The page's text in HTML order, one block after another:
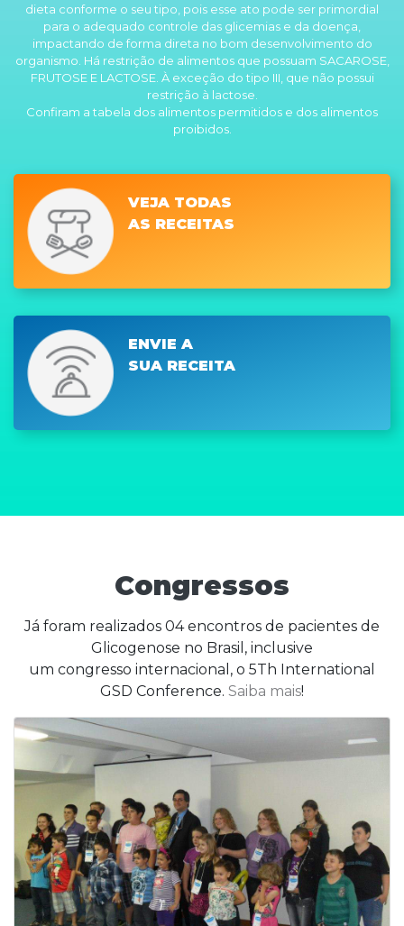
dieta conforme o seu tipo, pois esse ato pode ser primordial
para o adequado controle das glicemias e da doença,
impactando de forma direta no bom desenvolvimento do
organismo. Há restrição de alimentos que possuam SACAROSE,
FRUTOSE E LACTOSE. À exceção do tipo III, que não possui
restrição à lactose.
Confiram a tabela dos alimentos permitidos e dos alimentos
proibidos.
VEJA TODAS
AS RECEITAS
ENVIE A
SUA RECEITA
Congressos
Já foram realizados 04 encontros de pacientes de
Glicogenose no Brasil, inclusive
um congresso internacional, o 5Th International
GSD Conference. Saiba mais!